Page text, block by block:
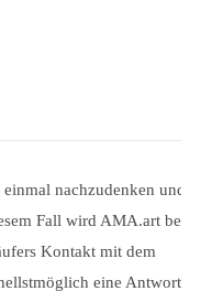
nachzudenken und
Fall wird AMA.art bei
Kontakt mit dem
eine Antwort